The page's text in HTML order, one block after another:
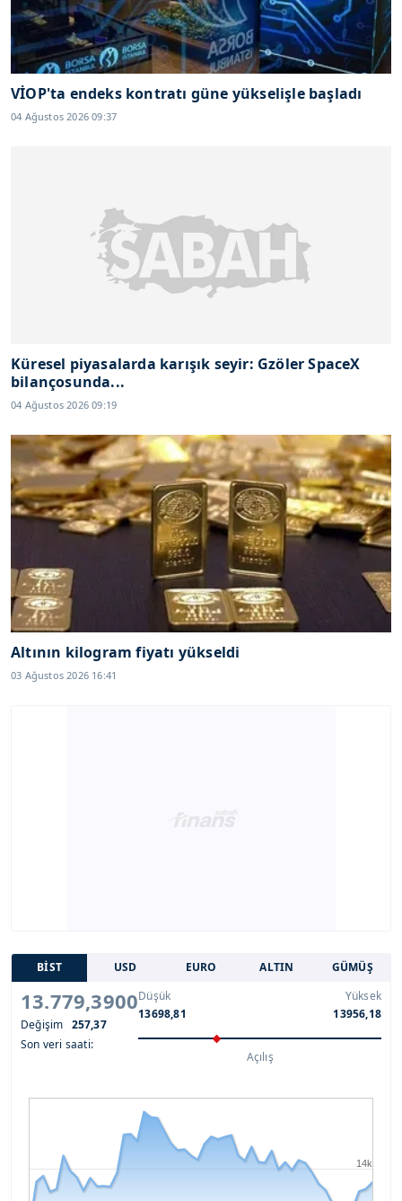
VİOP'ta endeks kontratı güne yükselişle başladı
04 Ağustos 2026 09:37
Küresel piyasalarda karışık seyir: Gzöler SpaceX
bilançosunda...
04 Ağustos 2026 09:19
Altının kilogram fiyatı yükseldi
03 Ağustos 2026 16:41
BİST USD EURO ALTIN GÜMÜŞ
13.779,3900
Değişim 257,37
Son veri saati:
Düşük
13698,81
Yüksek
13956,18
Açılış
14k